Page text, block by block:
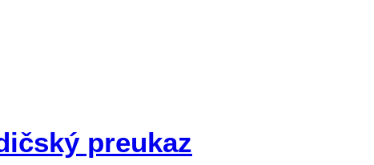
preukaz